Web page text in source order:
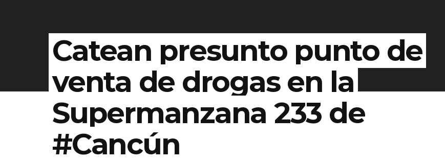
Catean presunto punto de
venta de drogas en la
Supermanzana 233 de
#Cancún